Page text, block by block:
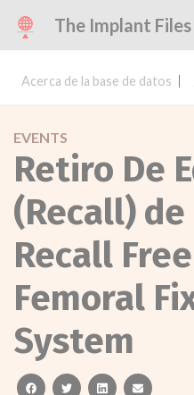
The Implant Files
Acerca de la base de datos
EVENTS
Retiro De
(Recall)
Recall
Femoral
System
facebooktwitterlinkedinemail